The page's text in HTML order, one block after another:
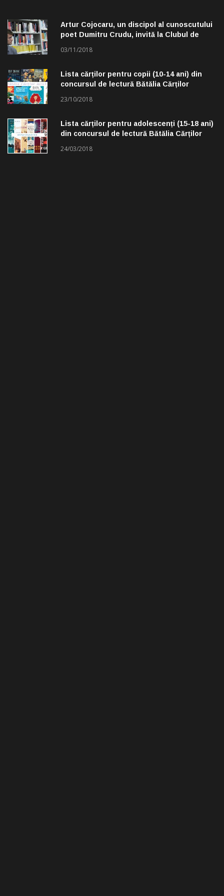
Artur Cojocaru, un discipol al cunoscutului
poet Dumitru Crudu, invită la Clubul de
03/11/2018
Lista cărților pentru copii (10-14 ani) din
concursul de lectură Bătălia Cărților
23/10/2018
Lista cărților pentru adolescenți (15-18 ani)
din concursul de lectură Bătălia Cărților
24/03/2018